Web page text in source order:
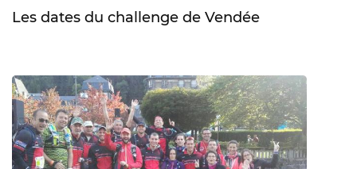
Les dates du challenge de Vendée